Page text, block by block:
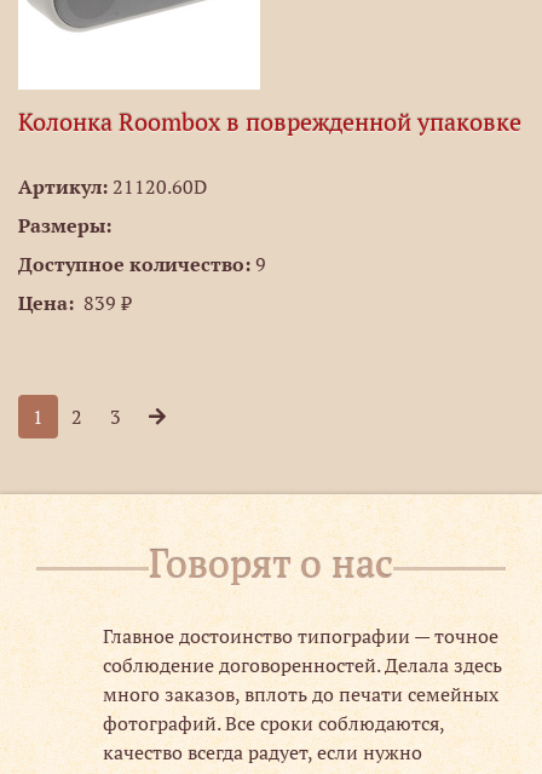
Колонка Roombox в поврежденной упаковке
Артикул: 21120.60D
Размеры:
Доступное количество: 9
Цена: 839 ₽
1 2 3
Говорят о нас
Главное достоинство типографии — точное
соблюдение договоренностей. Делала здесь
много заказов, вплоть до печати семейных
фотографий. Все сроки соблюдаются,
качество всегда радует, если нужно